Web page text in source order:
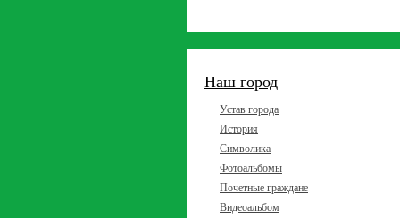
Наш город
Устав города
История
Символика
Фотоальбомы
Почетные граждане
Видеоальбом